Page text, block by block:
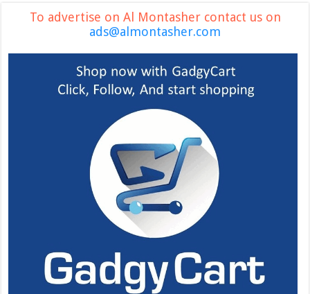
To advertise on Al Montasher contact us on
ads@almontasher.com